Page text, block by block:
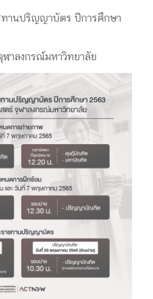
านปริญญาบัตร ปีการศึกษา
าลงกรณ์มหาวิทยาลัย